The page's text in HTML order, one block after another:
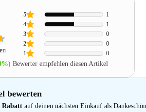
1 0
2 0
3 0
4 1
5 1
Bewerter empfehlen diesen Artikel
bewerten
Rabatt auf deinen nächsten Einkauf als Dankeschön